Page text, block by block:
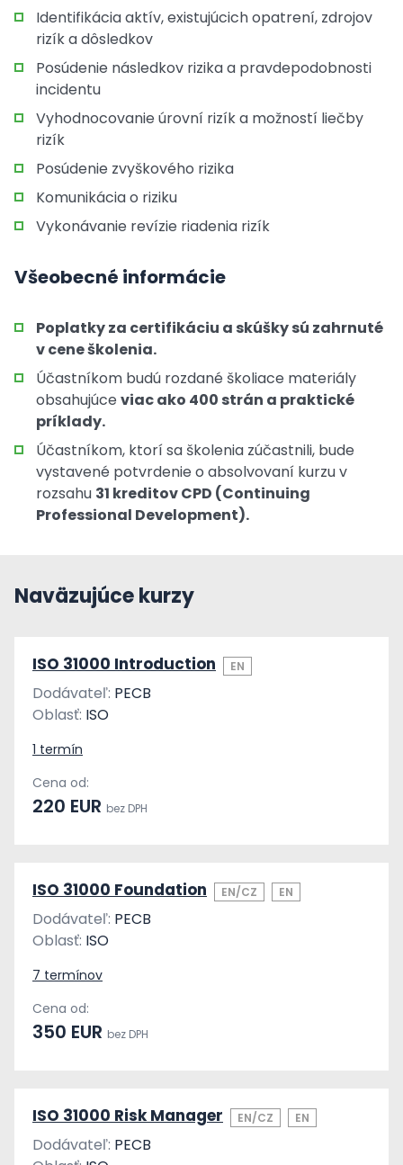
Identifikácia aktív, existujúcich opatrení, zdrojov
rizík a dôsledkov
Posúdenie následkov rizika a pravdepodobnosti
incidentu
Vyhodnocovanie úrovní rizík a možností liečby
rizík
Posúdenie zvyškového rizika
Komunikácia o riziku
Vykonávanie revízie riadenia rizík
Všeobecné informácie
Poplatky za certifikáciu a skúšky sú zahrnuté
v cene školenia.
Účastníkom budú rozdané školiace materiály
obsahujúce viac ako 400 strán a praktické
príklady.
Účastníkom, ktorí sa školenia zúčastnili, bude
vystavené potvrdenie o absolvovaní kurzu v
rozsahu 31 kreditov CPD (Continuing
Professional Development).
Naväzujúce kurzy
ISO 31000 Introduction EN
Dodávateľ: PECB
Oblasť: ISO
1 termín
Cena od:
220 EUR bez DPH
ISO 31000 Foundation EN/CZ EN
Dodávateľ: PECB
Oblasť: ISO
7 termínov
Cena od:
350 EUR bez DPH
ISO 31000 Risk Manager EN/CZ EN
Dodávateľ: PECB